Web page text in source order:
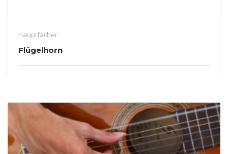
Hauptfächer
Flügelhorn